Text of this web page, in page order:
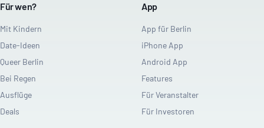
Für wen?
Mit Kindern
Date-Ideen
Queer Berlin
Bei Regen
Ausflüge
Deals
App
App für Berlin
iPhone App
Android App
Features
Für Veranstalter
Für Investoren